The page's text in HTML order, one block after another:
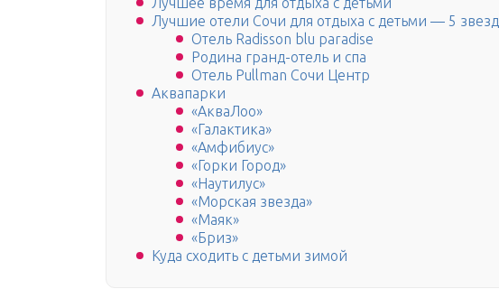
Лучшие отели Сочи для отдыха с детьми — 5 звезд
Отель Radisson blu paradise
Родина гранд-отель и спа
Отель Pullman Сочи Центр
Аквапарки
«АкваЛоо»
«Галактика»
«Амфибиус»
«Горки Город»
«Наутилус»
«Морская звезда»
«Маяк»
«Бриз»
Куда сходить с детьми зимой